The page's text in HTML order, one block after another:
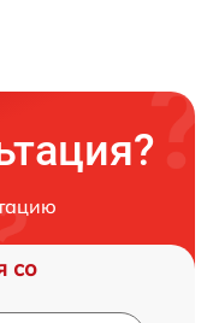
со